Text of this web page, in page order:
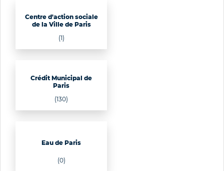
Centre d'action sociale
de la Ville de Paris
(1)
Crédit Municipal de
Paris
(130)
Eau de Paris
(0)